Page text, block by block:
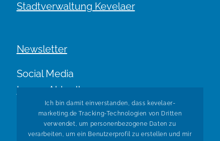
Stadtverwaltung Kevelaer
Newsletter
Social Media
Immer Aktuell.
Ich bin damit einverstanden, dass kevelaer-
marketing.de Tracking-Technologien von Dritten
verwendet, um personenbezogene Daten zu
verarbeiten, um ein Benutzerprofil zu erstellen und mir